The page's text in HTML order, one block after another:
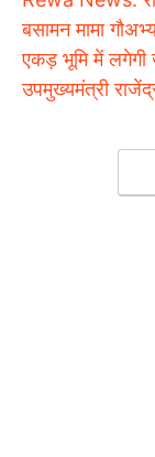
बसामन मामा
एकड़ भूमि में लगेगी
उपमुख्यमंत्री